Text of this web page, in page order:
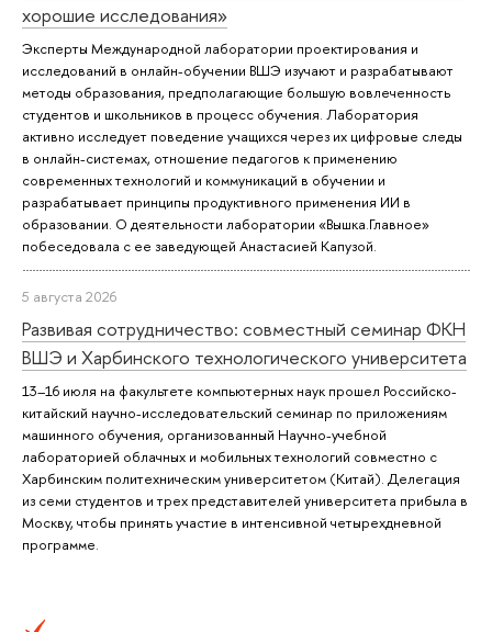
хорошие исследования»
Эксперты Международной лаборатории проектирования и
исследований в онлайн-обучении ВШЭ изучают и разрабатывают
методы образования, предполагающие большую вовлеченность
студентов и школьников в процесс обучения. Лаборатория
активно исследует поведение учащихся через их цифровые следы
в онлайн-системах, отношение педагогов к применению
современных технологий и коммуникаций в обучении и
разрабатывает принципы продуктивного применения ИИ в
образовании. О деятельности лаборатории «Вышка.Главное»
побеседовала с ее заведующей Анастасией Капузой.
5 августа 2026
Развивая сотрудничество: совместный семинар ФКН
ВШЭ и Харбинского технологического университета
13–16 июля на факультете компьютерных наук прошел Российско-
китайский научно-исследовательский семинар по приложениям
машинного обучения, организованный Научно-учебной
лабораторией облачных и мобильных технологий совместно с
Харбинским политехническим университетом (Китай). Делегация
из семи студентов и трех представителей университета прибыла в
Москву, чтобы принять участие в интенсивной четырехдневной
программе.